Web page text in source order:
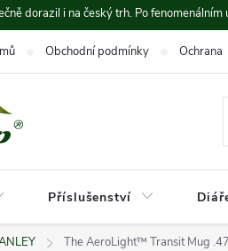
dorazil i na český trh. Po
Obchodní podmínky Ochrana
Příslušenství
The AeroLight™ Transit Mug